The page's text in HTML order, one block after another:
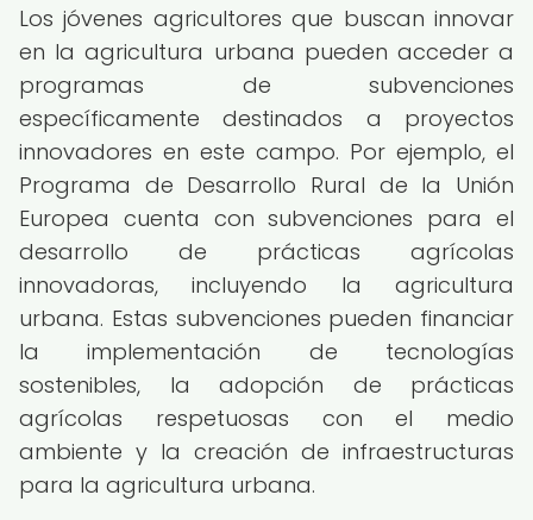
Los jóvenes agricultores que buscan innovar
en la agricultura urbana pueden acceder a
programas de subvenciones
específicamente destinados a proyectos
innovadores en este campo. Por ejemplo, el
Programa de Desarrollo Rural de la Unión
Europea cuenta con subvenciones para el
desarrollo de prácticas agrícolas
innovadoras, incluyendo la agricultura
urbana. Estas subvenciones pueden financiar
la implementación de tecnologías
sostenibles, la adopción de prácticas
agrícolas respetuosas con el medio
ambiente y la creación de infraestructuras
para la agricultura urbana.